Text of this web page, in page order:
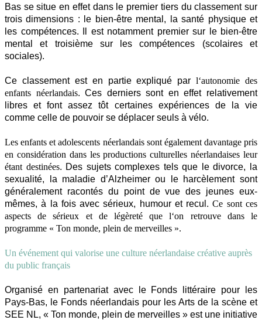
Bas se situe en effet dans le premier tiers du classement sur
trois dimensions : le bien-être mental, la santé physique et
les compétences. Il est notamment premier sur le bien-être
mental et troisième sur les compétences (scolaires et
sociales).
Ce classement est en partie expliqué parl‘autonomie des
enfants néerlandais. Ces derniers sont en effet relativement
libres et font assez tôt certaines expériences de la vie
comme celle de pouvoir se déplacer seuls à vélo.
Les enfants et adolescents néerlandais sont également davantage pris
en considération dans les productions culturelles néerlandaises leur
étant destinées. Des sujets complexes tels que le divorce, la
sexualité, la maladie d’Alzheimer ou le harcèlement sont
généralement racontés du point de vue des jeunes eux-
mêmes, à la fois avec sérieux, humour et recul.Ce sont ces
aspects de sérieux et de légèreté que l‘on retrouve dans le
programme « Ton monde, plein de merveilles ».
Un événement qui valorise une culture néerlandaise créative auprès
du public français
Organisé en partenariat avec le Fonds littéraire pour les
Pays-Bas, le Fonds néerlandais pour les Arts de la scène et
SEE NL, « Ton monde, plein de merveilles » est une initiative